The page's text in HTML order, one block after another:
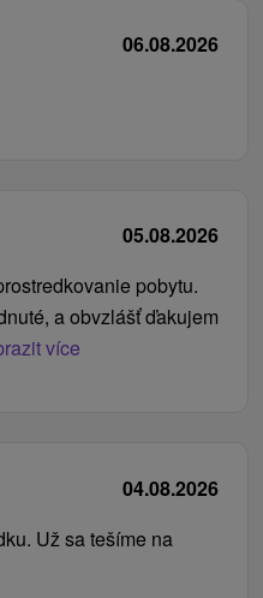
06.08.2026
05.08.2026
pobytu.
a obvzlášť ďakujem
více
04.08.2026
Už sa tešíme na